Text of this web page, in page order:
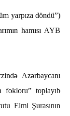
yarpıza döndü”)
hamısı AYB
Azərbaycanı
fokloru” toplayıb
Elmi Şurasının